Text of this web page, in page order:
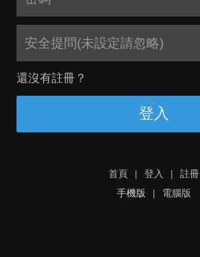
安全提問(未設定請忽略)
還沒有註冊？
登入
首頁 | 登入 |
註冊
手機版
| 電腦版